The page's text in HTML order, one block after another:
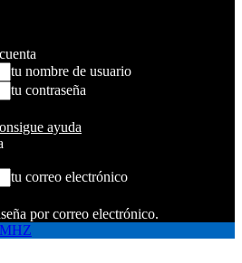
tu nombre de usuario
tu contraseña
ayuda
tu correo electrónico
por correo electrónico.